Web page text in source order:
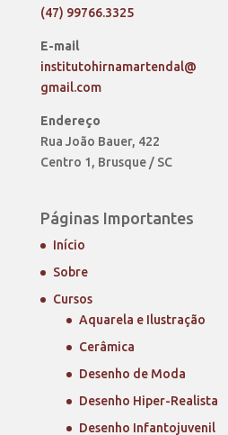
(47) 99766.3325
E-mail
institutohirnamartendal@
gmail.com
Endereço
Rua João Bauer, 422
Centro 1, Brusque / SC
Páginas Importantes
Início
Sobre
Cursos
Aquarela e Ilustração
Cerâmica
Desenho de Moda
Desenho Hiper-Realista
Desenho Infantojuvenil